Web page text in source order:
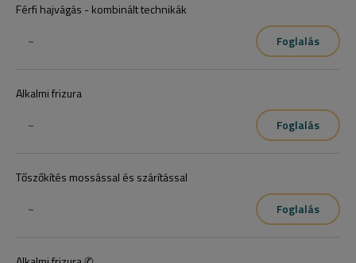
Férfi hajvágás - kombinált technikák
~
Foglalás
Alkalmi frizura
~
Foglalás
Tőszőkítés mossással és szárítással
~
Foglalás